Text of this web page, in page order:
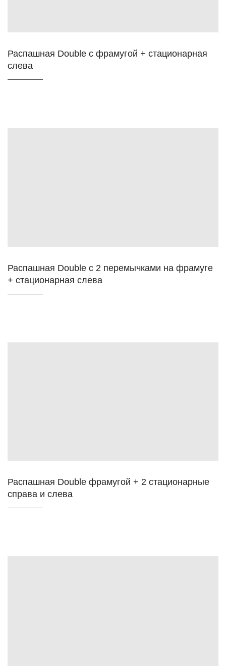
Распашная Double c фрамугой + стационарная
слева
Распашная Double c 2 перемычками на фрамуге
+ стационарная слева
Распашная Double фрамугой + 2 стационарные
справа и слева